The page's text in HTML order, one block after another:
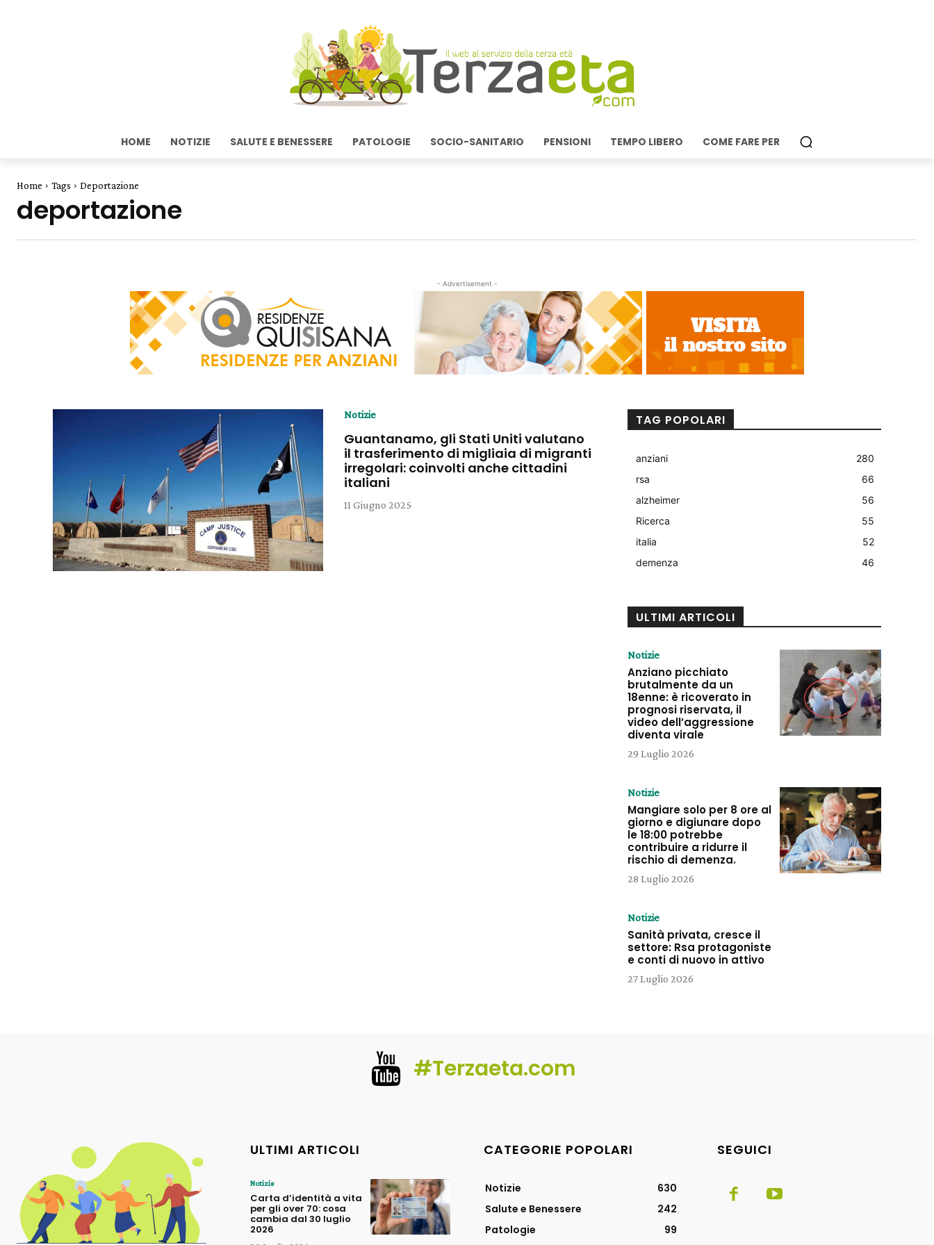
HOME NOTIZIE SALUTE E BENESSERE PATOLOGIE SOCIO-SANITARIO PENSIONI TEMPO LIBERO COME FARE PER
Home Tags Deportazione
deportazione
- Advertisement -
Notizie
Guantanamo, gli Stati Uniti valutano
il trasferimento di migliaia di migranti
irregolari: coinvolti anche cittadini
italiani
11 Giugno 2025
TAG POPOLARI
anziani
280
rsa
66
alzheimer
56
Ricerca
55
italia
52
demenza
46
ULTIMI ARTICOLI
Notizie
Anziano picchiato
brutalmente da un
18enne: è ricoverato in
prognosi riservata, il
video dell’aggressione
diventa virale
29 Luglio 2026
Notizie
Mangiare solo per 8 ore al
giorno e digiunare dopo
le 18:00 potrebbe
contribuire a ridurre il
rischio di demenza.
28 Luglio 2026
Notizie
Sanità privata, cresce il
settore: Rsa protagoniste
e conti di nuovo in attivo
27 Luglio 2026
#Terzaeta.com
ULTIMI ARTICOLI
Notizie
Carta d’identità a vita
per gli over 70: cosa
cambia dal 30 luglio
2026
CATEGORIE POPOLARI
Notizie
630
Salute e Benessere
242
Patologie
99
SEGUICI